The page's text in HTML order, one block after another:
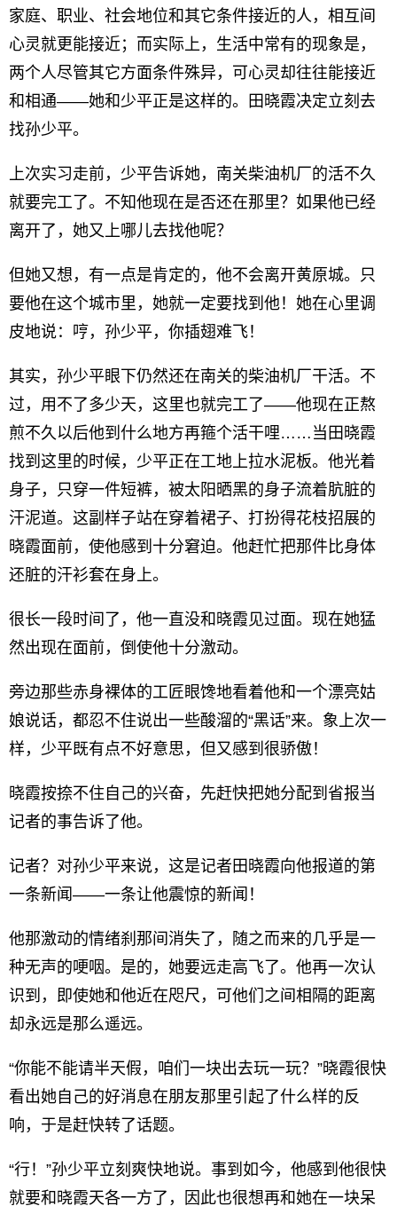
家庭、职业、社会地位和其它条件接近的人，相互间
心灵就更能接近；而实际上，生活中常有的现象是，
两个人尽管其它方面条件殊异，可心灵却往往能接近
和相通——她和少平正是这样的。田晓霞决定立刻去
找孙少平。
上次实习走前，少平告诉她，南关柴油机厂的活不久
就要完工了。不知他现在是否还在那里？如果他已经
离开了，她又上哪儿去找他呢？
但她又想，有一点是肯定的，他不会离开黄原城。只
要他在这个城市里，她就一定要找到他！她在心里调
皮地说：哼，孙少平，你插翅难飞！
其实，孙少平眼下仍然还在南关的柴油机厂干活。不
过，用不了多少天，这里也就完工了——他现在正熬
煎不久以后他到什么地方再箍个活干哩……当田晓霞
找到这里的时候，少平正在工地上拉水泥板。他光着
身子，只穿一件短裤，被太阳晒黑的身子流着肮脏的
汗泥道。这副样子站在穿着裙子、打扮得花枝招展的
晓霞面前，使他感到十分窘迫。他赶忙把那件比身体
还脏的汗衫套在身上。
很长一段时间了，他一直没和晓霞见过面。现在她猛
然出现在面前，倒使他十分激动。
旁边那些赤身裸体的工匠眼馋地看着他和一个漂亮姑
娘说话，都忍不住说出一些酸溜的“黑话”来。象上次一
样，少平既有点不好意思，但又感到很骄傲！
晓霞按捺不住自己的兴奋，先赶快把她分配到省报当
记者的事告诉了他。
记者？对孙少平来说，这是记者田晓霞向他报道的第
一条新闻——一条让他震惊的新闻！
他那激动的情绪刹那间消失了，随之而来的几乎是一
种无声的哽咽。是的，她要远走高飞了。他再一次认
识到，即使她和他近在咫尺，可他们之间相隔的距离
却永远是那么遥远。
“你能不能请半天假，咱们一块出去玩一玩？”晓霞很快
看出她自己的好消息在朋友那里引起了什么样的反
响，于是赶快转了话题。
“行！”孙少平立刻爽快地说。事到如今，他感到他很快
就要和晓霞天各一方了，因此也很想再和她在一块呆